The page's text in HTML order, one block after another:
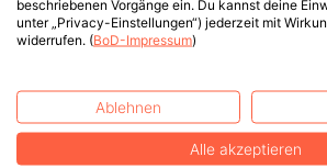
beschriebenen Vorgänge ein. Du kannst deine
unter „Privacy-Einstellungen“) jederzeit mit
widerrufen. (BoD-Impressum)
Ablehnen
Alle akzeptieren